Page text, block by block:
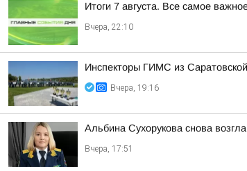
Итоги 7 августа. Все самое
Вчера, 22:10
Инспекторы ГИМС из
Вчера, 19:16
Альбина Сухорукова снова
Вчера, 17:51